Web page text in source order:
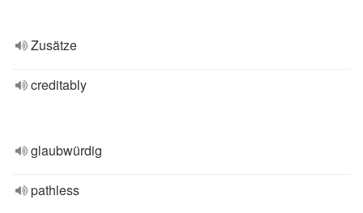
Zusätze
creditably
glaubwürdig
pathless